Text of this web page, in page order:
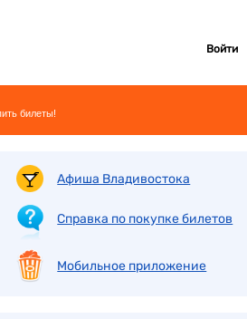
Войти
билеты!
Афиша Владивостока
Справка по покупке билетов
Мобильное приложение